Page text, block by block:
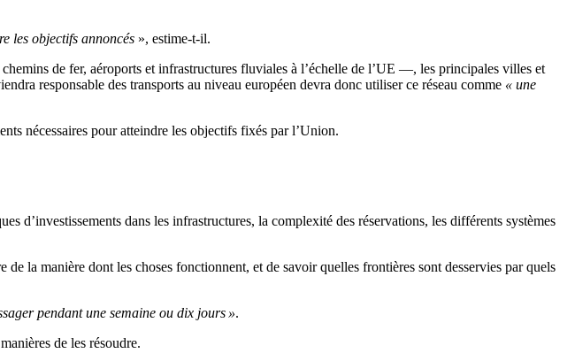
les objectifs annoncés », estime-t-il.
de fer, aéroports et infrastructures fluviales à l’échelle de l’UE —, les principales villes et
responsable des transports au niveau européen devra donc utiliser ce réseau comme « une
nécessaires pour atteindre les objectifs fixés par l’Union.
d’investissements dans les infrastructures, la complexité des réservations, les différents systèmes
la manière dont les choses fonctionnent, et de savoir quelles frontières sont desservies par quels
pendant une semaine ou dix jours ».
de les résoudre.